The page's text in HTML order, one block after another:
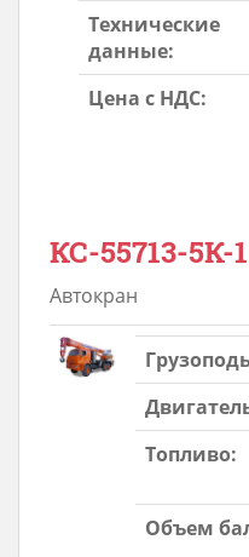
Технические
данные:
Цена с НДС:
КС-55713-5К-1
Автокран
Топливо:
Объем